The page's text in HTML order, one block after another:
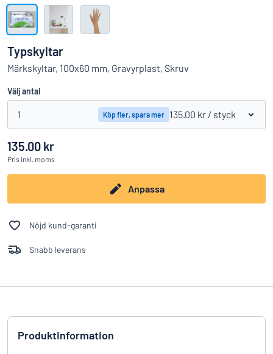
Hittar du inte det du söker? Börja designa din skylt
Visa alla kategorier
Logga
in
Kundservice
Privatperson Företag
Typskyltar
Märkskyltar, 100x60 mm, Gravyrplast, Skruv
Välj antal
1 Köp fler, spara mer 135.00 kr / styck
135.00 kr
Pris inkl. moms
Anpassa
Nöjd kund-garanti
Snabb leverans
Produktinformation